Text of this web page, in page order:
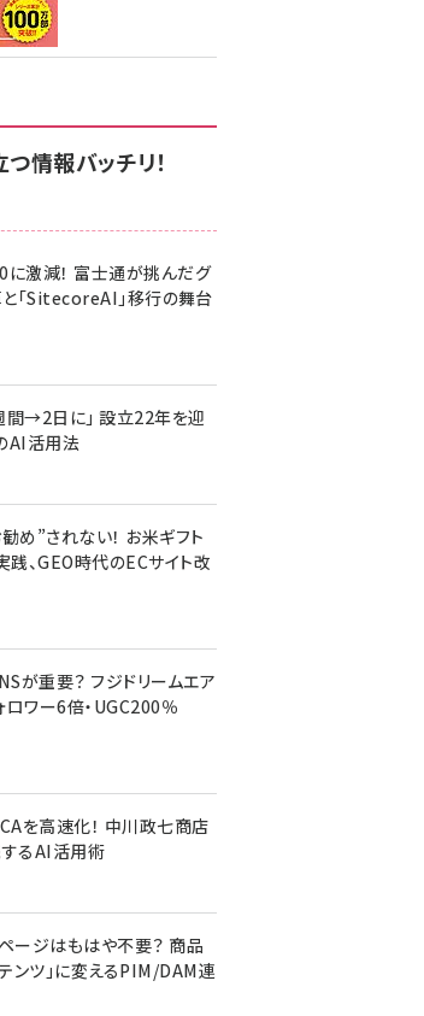
情報バッチリ！
激減！ 富士通が挑んだグ
「SitecoreAI」移行の舞台
間→2日に」 設立22年を迎
AI活用法
め”されない！ お米ギフト
、GEO時代のECサイト改
が重要？ フジドリームエア
ロワー6倍・UGC200％
を高速化！ 中川政七商店
るAI活用術
ージはもはや不要？ 商品
ンツ」に変えるPIM/DAM連